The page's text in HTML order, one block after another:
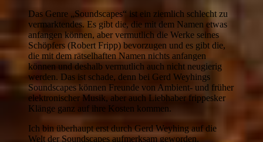
Das Genre „Soundscapes“ ist ein ziemlich schlecht zu
vermarktendes. Es gibt die, die mit dem Namen etwas
anfangen können, aber vermutlich die Werke seines
Schöpfers (Robert Fripp) bevorzugen und es gibt die,
die mit dem rätselhaften Namen nichts anfangen
können und deshalb vermutlich auch nicht neugierig
werden. Das ist schade, denn bei Gerd Weyhings
Soundscapes können Freunde von Ambient- und früher
elektronischer Musik, aber auch Liebhaber frippesker
Klänge ganz auf ihre Kosten kommen.
Ich bin überhaupt erst durch Gerd Weyhing auf die
Welt der Soundscapes aufmerksam geworden.